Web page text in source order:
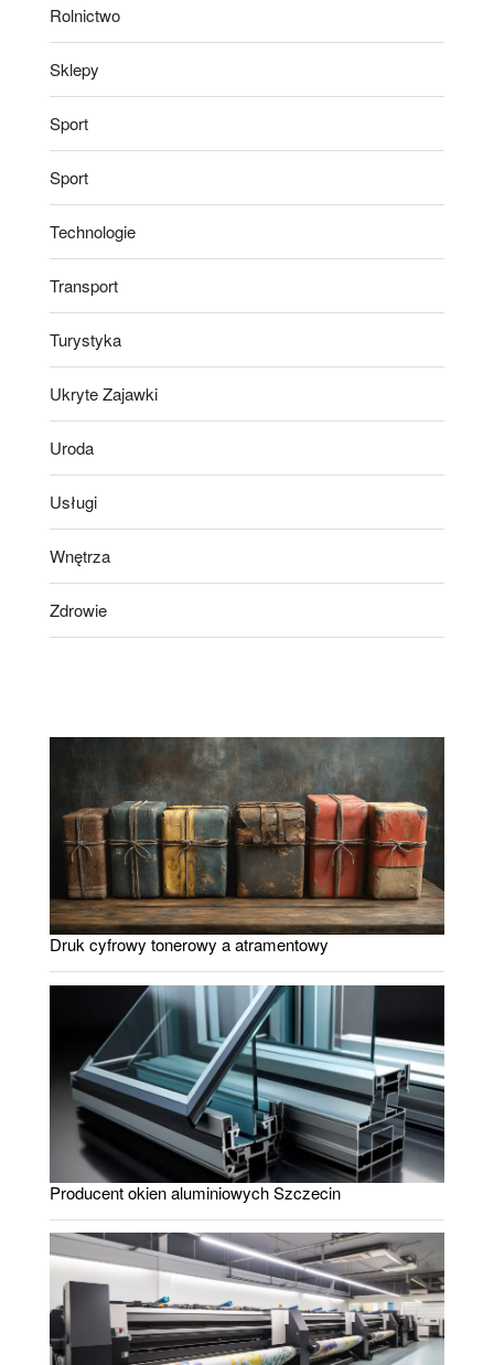
Rolnictwo
Sklepy
Sport
Sport
Technologie
Transport
Turystyka
Ukryte Zajawki
Uroda
Usługi
Wnętrza
Zdrowie
Druk cyfrowy tonerowy a atramentowy
Producent okien aluminiowych Szczecin